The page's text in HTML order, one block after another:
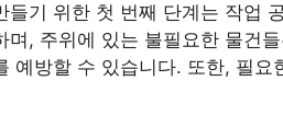
들기 위한 첫 번째 단계는 작업
며, 주위에 있는 불필요한 물건
예방할 수 있습니다. 또한, 필